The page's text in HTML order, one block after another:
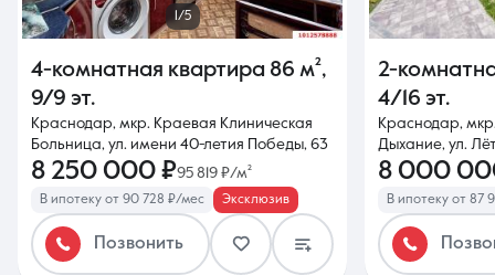
1/5
4-комнатная квартира 86 м²,
9/9 эт.
Краснодар, мкр. Краевая Клиническая
Больница, ул. имени 40-летия Победы, 63
8 250 000 ₽95 819 ₽/м²
В ипотеку от 90 728 ₽/мес Эксклюзив
Позвонить
2-
4/16 эт.
Краснодар,
Дыхание, ул.
8 000
В ипотеку от 87